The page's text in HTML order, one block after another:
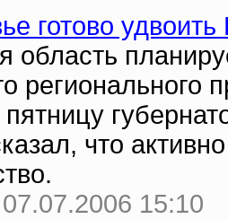
готово
область
что
15:10